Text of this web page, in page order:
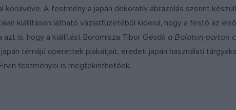
körülvéve. A festmény a japán dekoratív ábrázolás szerint
kiállításon látható vázlatfüzetéből kiderül, hogy a festő az
is, hogy a kiállítást Boromisza Tibor Gésák a Balaton parton
témájú operettek plakátjait, eredeti japán használati
festményei is megtekinthetőek.